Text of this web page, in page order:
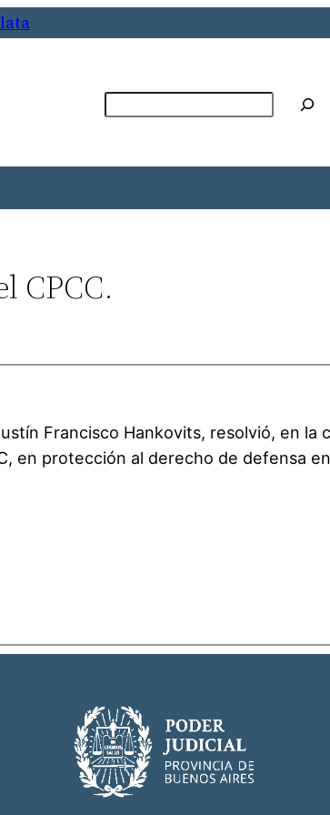
CPCC.
Francisco Hankovits, resolvió, en la
en protección al derecho de defensa